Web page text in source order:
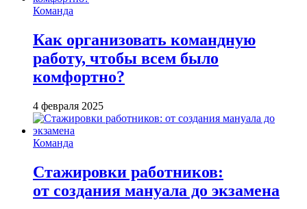
Команда
Как организовать командную
работу, чтобы всем было
комфортно?
4 февраля 2025
Команда
Стажировки работников:
от создания мануала до экзамена